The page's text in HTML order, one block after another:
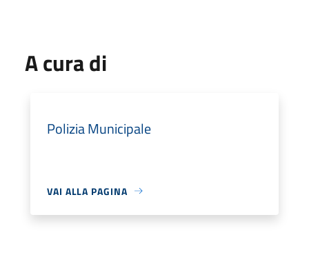
A cura di
Polizia Municipale
VAI ALLA PAGINA